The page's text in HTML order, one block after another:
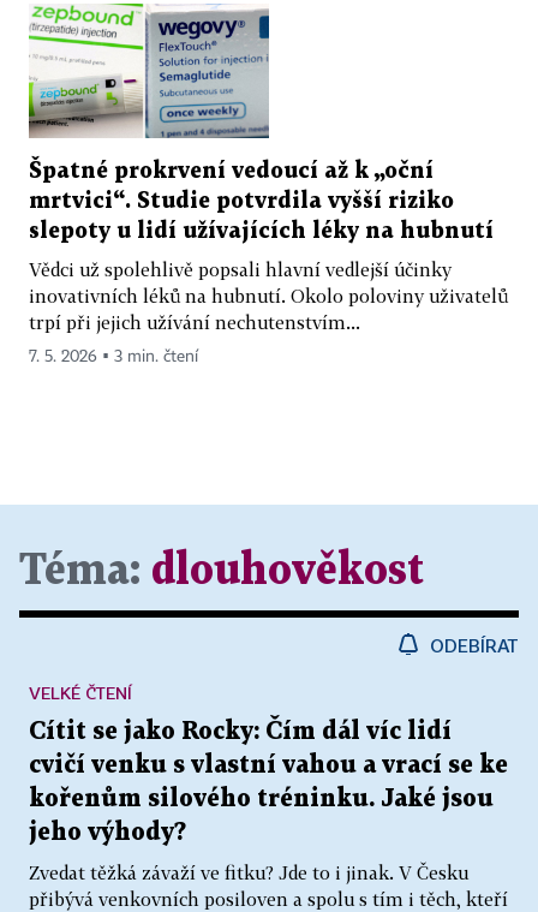
Špatné prokrvení vedoucí až k „oční
mrtvici“. Studie potvrdila vyšší riziko
slepoty u lidí užívajících léky na hubnutí
Vědci už spolehlivě popsali hlavní vedlejší účinky
inovativních léků na hubnutí. Okolo poloviny uživatelů
trpí při jejich užívání nechutenstvím...
7. 5. 2026 ▪ 3 min. čtení
Téma: dlouhověkost
ODEBÍRAT
Cítit se jako Rocky: Čím dál víc lidí
cvičí venku s vlastní vahou a vrací se ke
kořenům silového tréninku. Jaké jsou
jeho výhody?
Zvedat těžká závaží ve fitku? Jde to i jinak. V Česku
přibývá venkovních posiloven a spolu s tím i těch, kteří
VELKÉ ČTENÍ